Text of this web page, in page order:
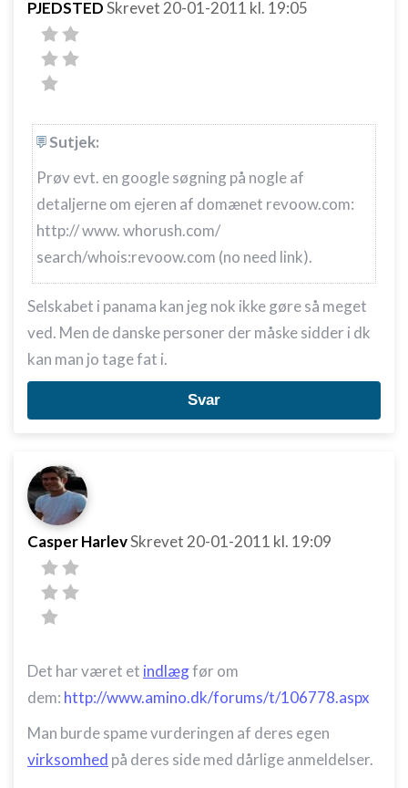
PJEDSTEDSkrevet 20-01-2011 kl. 19:05
Sutjek:
Prøv evt. en google søgning på nogle af
detaljerne om ejeren af domænet revoow.com:
http:// www. whorush.com/
search/whois:revoow.com (no need link).
Selskabet i panama kan jeg nok ikke gøre så meget
ved. Men de danske personer der måske sidder i dk
kan man jo tage fat i.
Svar
Casper HarlevSkrevet 20-01-2011 kl. 19:09
Det har været et indlægfør om
dem: http://www.amino.dk/forums/t/106778.aspx
Man burde spame vurderingen af deres egen
virksomhed på deres side med dårlige anmeldelser.